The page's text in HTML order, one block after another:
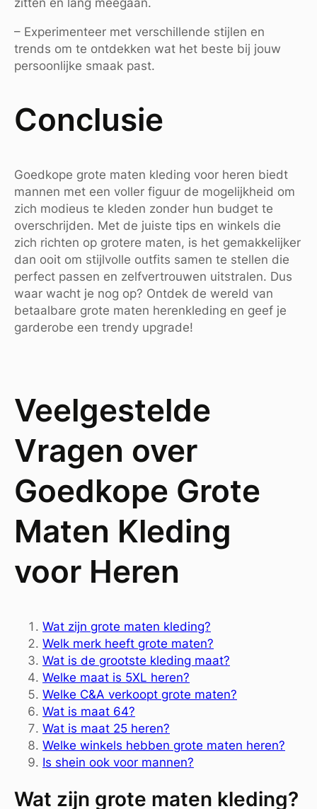
– Experimenteer met verschillende stijlen en
trends om te ontdekken wat het beste bij jouw
persoonlijke smaak past.
Conclusie
Goedkope grote maten kleding voor heren biedt
mannen met een voller figuur de mogelijkheid om
zich modieus te kleden zonder hun budget te
overschrijden. Met de juiste tips en winkels die
zich richten op grotere maten, is het gemakkelijker
dan ooit om stijlvolle outfits samen te stellen die
perfect passen en zelfvertrouwen uitstralen. Dus
waar wacht je nog op? Ontdek de wereld van
betaalbare grote maten herenkleding en geef je
garderobe een trendy upgrade!
Veelgestelde
Vragen over
Goedkope Grote
Maten Kleding
voor Heren
Wat zijn grote maten kleding?
Welk merk heeft grote maten?
Wat is de grootste kleding maat?
Welke maat is 5XL heren?
Welke C&A verkoopt grote maten?
Wat is maat 64?
Wat is maat 25 heren?
Welke winkels hebben grote maten heren?
Is shein ook voor mannen?
Wat zijn grote maten kleding?